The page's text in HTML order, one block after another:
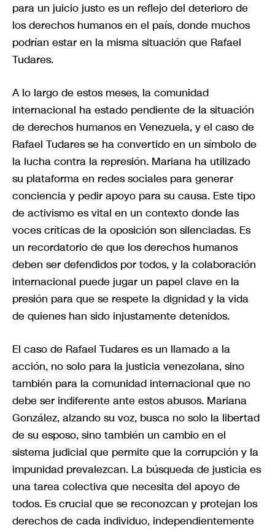
para un juicio justo es un reflejo del deterioro de
los derechos humanos en el país, donde muchos
podrían estar en la misma situación que Rafael
Tudares.
A lo largo de estos meses, la comunidad
internacional ha estado pendiente de la situación
de derechos humanos en Venezuela, y el caso de
Rafael Tudares se ha convertido en un símbolo de
la lucha contra la represión. Mariana ha utilizado
su plataforma en redes sociales para generar
conciencia y pedir apoyo para su causa. Este tipo
de activismo es vital en un contexto donde las
voces críticas de la oposición son silenciadas. Es
un recordatorio de que los derechos humanos
deben ser defendidos por todos, y la colaboración
internacional puede jugar un papel clave en la
presión para que se respete la dignidad y la vida
de quienes han sido injustamente detenidos.
El caso de Rafael Tudares es un llamado a la
acción, no solo para la justicia venezolana, sino
también para la comunidad internacional que no
debe ser indiferente ante estos abusos. Mariana
González, alzando su voz, busca no solo la libertad
de su esposo, sino también un cambio en el
sistema judicial que permite que la corrupción y la
impunidad prevalezcan. La búsqueda de justicia es
una tarea colectiva que necesita del apoyo de
todos. Es crucial que se reconozcan y protejan los
derechos de cada individuo, independientemente